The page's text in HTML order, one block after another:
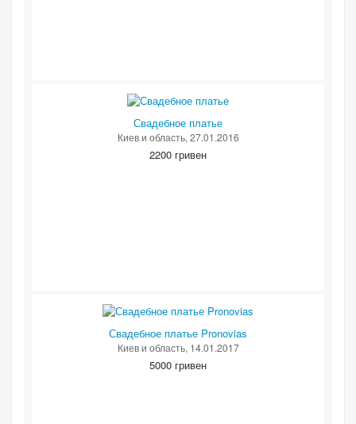
Свадебное платье
Киев и область, 27.01.2016
2200 гривен
Свадебное платье Pronovias
Киев и область, 14.01.2017
5000 гривен